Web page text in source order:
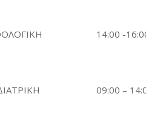
14:00 -
09:00 –